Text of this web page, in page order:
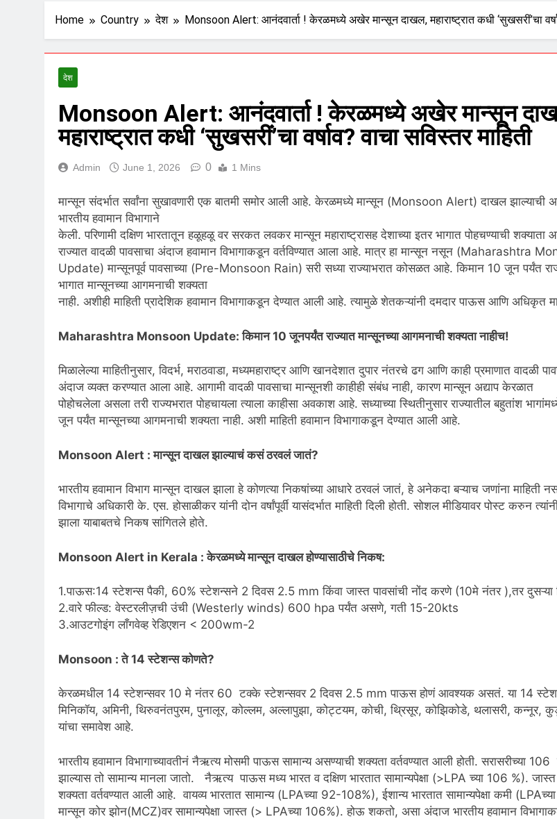
Home Country देश Monsoon Alert: आनंदवार्ता ! केरळमध्ये अखेर मान्सून दाखल, महाराष्ट्रात कधी ‘सुखसरीं’चा
देश
Monsoon Alert: आनंदवार्ता ! केरळमध्ये अखेर मान्सून
महाराष्ट्रात कधी ‘सुखसरीं’चा वर्षाव? वाचा सविस्तर माहिती
Admin June 1, 2026 0 1 Mins
मान्सून संदर्भात सर्वांना सुखावणारी एक बातमी समोर आली आहे. केरळमध्ये मान्सून (Monsoon Alert) दाखल झाल्याची
भारतीय हवामान विभागाने
केली.परिणामी दक्षिण भारतातून हळूहळू वर सरकत लवकर मान्सून महाराष्ट्रासह देशाच्या इतर भागात पोहचण्याची शक्याता
राज्यात वादळी पावसाचा अंदाजहवामान विभागाकडून वर्तविण्यात आला आहे.मात्र हा मान्सून नसून (Maharashtra
Update)मान्सूनपूर्व पावसाच्या (Pre-Monsoon Rain)सरी सध्या राज्याभरात कोसळत आहे. किमान 10 जून पर्यंत
भागात मान्सूनच्या आगमनाची शक्यता
नाही. अशीही माहिती प्रादेशिक हवामान विभागाकडून देण्यात आली आहे.त्यामुळेशेतकऱ्यांनी दमदार पाऊस आणि अधिकृत
Maharashtra Monsoon Update: किमान 10 जूनपर्यंतराज्यातमान्सूनच्या आगमनाची शक्यता नाहीच!
मिळालेल्या माहितीनुसार, विदर्भ, मराठवाडा, मध्यमहाराष्ट्र आणि खानदेशात दुपार नंतरचे ढग आणि काही प्रमाणात वादळी
अंदाजव्यक्त करण्यात आला आहे. आगामी वादळी पावसाचा मान्सूनशी काहीही संबंध नाही, कारण मान्सून अद्याप केरळात
पोहोचलेला असला तरी राज्यभरात पोहचायला त्याला काहीसा अवकाश आहे. सध्याच्या स्थितीनुसार राज्यातील बहुतांश
जून पर्यंत मान्सूनच्या आगमनाची शक्यता नाही. अशी माहिती हवामान विभागाकडून देण्यात आली आहे.
Monsoon Alert : मान्सून दाखल झाल्याचं कसं ठरवलं जातं?
भारतीय हवामान विभाग मान्सून दाखल झाला हे कोणत्या निकषांच्या आधारे ठरवलं जातं, हे अनेकदा बऱ्याच जणांना माहिती
विभागाचे अधिकारी के. एस. होसाळीकर यांनी दोन वर्षांपूर्वी यासंदर्भात माहिती दिली होती. सोशल मीडियावर पोस्ट करुन
झाला याबाबतचे निकष सांगितले होते.
Monsoon Alert in Kerala : केरळमध्ये मान्सून दाखल होण्यासाठीचे निकष:
1.पाऊस:14 स्टेशन्स पैकी, 60% स्टेशन्सने 2 दिवस 2.5 mm किंवा जास्त पावसांची नोंद करणे (10मे नंतर ),तर दुसऱ्या
2.वारे फील्ड: वेस्टरलीज़ची उंची (Westerly winds) 600 hpa पर्यंत असणे, गती 15-20kts
3.आउटगोइंग लाँगवेव्ह रेडिएशन < 200wm-2
Monsoon : ते 14 स्टेशन्स कोणते?
केरळमधील 14 स्टेशन्सवर 10 मे नंतर 60 टक्के स्टेशन्सवर 2 दिवस 2.5 mm पाऊस होणं आवश्यक असतं. या 14
मिनिकॉय, अमिनी, थिरुवनंतपुरम, पुनालूर, कोल्लम, अल्लापुझा, कोट्टयम, कोची, थ्रिसूर, कोझिकोडे, थलासरी, कन्नूर,
यांचा समावेश आहे.
भारतीय हवामान विभागाच्यावतीनं नैऋत्य मोसमी पाऊस सामान्य असण्याची शक्यता वर्तवण्यात आली होती. सरासरीच्या
झाल्यास तो सामान्य मानला जातो. नैऋत्य पाऊस मध्य भारत व दक्षिण भारतात सामान्यपेक्षा (>LPA च्या 106 %).
शक्यता वर्तवण्यात आली आहे. वायव्य भारतात सामान्य (LPAच्या 92-108%), ईशान्य भारतात सामान्यपेक्षा कमी
मान्सून कोर झोन(MCZ)वर सामान्यपेक्षा जास्त (> LPAच्या 106%). होऊ शकतो, असा अंदाज भारतीय हवामान